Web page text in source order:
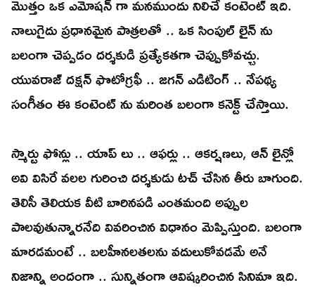
నాలుగైదు ప్రధానమైన పాత్రలతో .. ఒక సింపుల్ లైన్ ను
బలంగా చెప్పడం దర్శకుడి ప్రత్యేకతగా చెప్పుకోవచ్చు.
యువరాజ్ దక్షన్ ఫొటోగ్రఫీ .. జగన్ ఎడిటింగ్ .. నేపథ్య
సంగీతం ఈ కంటెంట్ ను మరింత బలంగా కనెక్ట్ చేస్తాయి.
స్మార్టు ఫోన్లు .. యాప్ లు .. ఆఫర్లు .. ఆకర్షణలు, ఆన్ లైన్లో
అవి విసిరే వలల గురించి దర్శకుడు టచ్ చేసిన తీరు బాగుంది.
తెలిసీ తెలియక వీటి బారినపడి ఎంతమంది అప్పుల
పాలవుతున్నారనేది వివరించిన విధానం మెప్పిస్తుంది. బలంగా
మారడమంటే .. బలహీనలతలను వదులుకోవడమే అనే
నిజాన్ని అందంగా .. సున్నితంగా ఆవిష్కరించిన సినిమా ఇది.